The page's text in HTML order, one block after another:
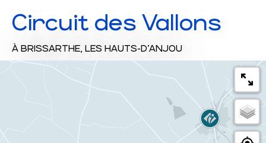
Circuit des Vallons
À BRISSARTHE, LES HAUTS-D'ANJOU